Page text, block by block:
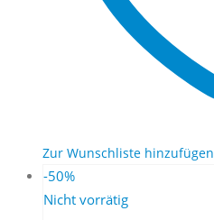
Zur Wunschliste hinzufügen
-50%
Nicht vorrätig